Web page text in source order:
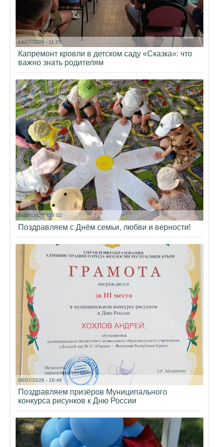
14/07/2026 - 11:35
Капремонт кровли в детском саду «Сказка»: что
важно знать родителям
08/07/2026 - 17:02
Поздравляем с Днём семьи, любви и верности!
08/07/2026 - 16:46
Поздравляем призёров Муниципального
конкурса рисунков к Дню России